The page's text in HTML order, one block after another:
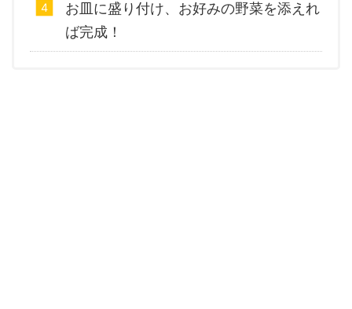
お皿に盛り付け、お好みの野菜を添えれ
ば完成！